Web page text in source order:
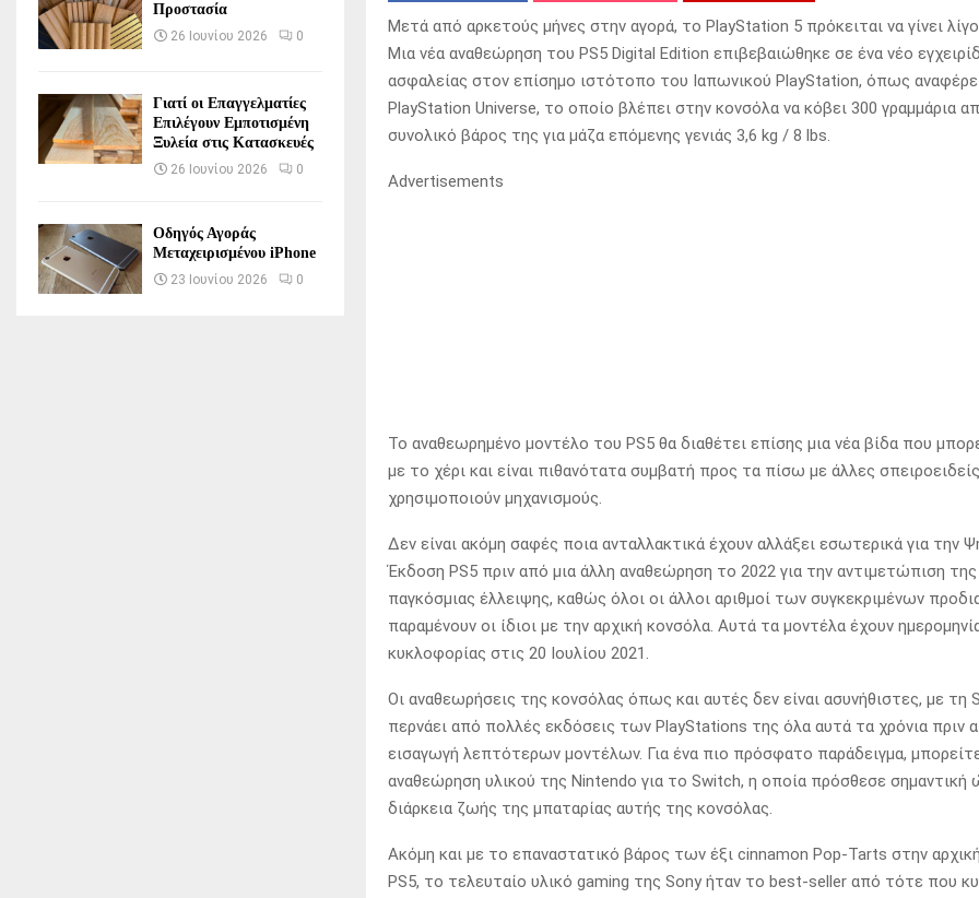
Μετά από αρκετούς μήνες στην αγορά, το PlayStation 5 πρόκειται να γίνει
Μια νέα αναθεώρηση του PS5 Digital Edition επιβεβαιώθηκε σε ένα νέο
ασφαλείας στον επίσημο ιστότοπο του Ιαπωνικού PlayStation, όπως
PlayStation Universe, το οποίο βλέπει στην κονσόλα να κόβει 300 γραμμάρια
συνολικό βάρος της για μάζα επόμενης γενιάς 3,6 kg / 8 lbs.
Advertisements
Το αναθεωρημένο μοντέλο του PS5 θα διαθέτει επίσης μια νέα βίδα που
με το χέρι και είναι πιθανότατα συμβατή προς τα πίσω με άλλες
χρησιμοποιούν μηχανισμούς.
Δεν είναι ακόμη σαφές ποια ανταλλακτικά έχουν αλλάξει εσωτερικά για την
Έκδοση PS5 πριν από μια άλλη αναθεώρηση το 2022 για την αντιμετώπιση
παγκόσμιας έλλειψης, καθώς όλοι οι άλλοι αριθμοί των συγκεκριμένων
παραμένουν οι ίδιοι με την αρχική κονσόλα. Αυτά τα μοντέλα έχουν
κυκλοφορίας στις 20 Ιουλίου 2021.
Οι αναθεωρήσεις της κονσόλας όπως και αυτές δεν είναι ασυνήθιστες, με τη
περνάει από πολλές εκδόσεις των PlayStations της όλα αυτά τα χρόνια πριν
εισαγωγή λεπτότερων μοντέλων. Για ένα πιο πρόσφατο παράδειγμα,
αναθεώρηση υλικού της Nintendo για το Switch, η οποία πρόσθεσε σημαντική
διάρκεια ζωής της μπαταρίας αυτής της κονσόλας.
Ακόμη και με το επαναστατικό βάρος των έξι cinnamon Pop-Tarts στην
PS5, το τελευταίο υλικό gaming της Sony ήταν το best-seller από τότε που
Προστασία
26 Ιουνίου 2026 0
Γιατί οι Επαγγελματίες
Επιλέγουν Εμποτισμένη
Ξυλεία στις Κατασκευές
26 Ιουνίου 2026 0
Οδηγός Αγοράς
Μεταχειρισμένου iPhone
23 Ιουνίου 2026 0